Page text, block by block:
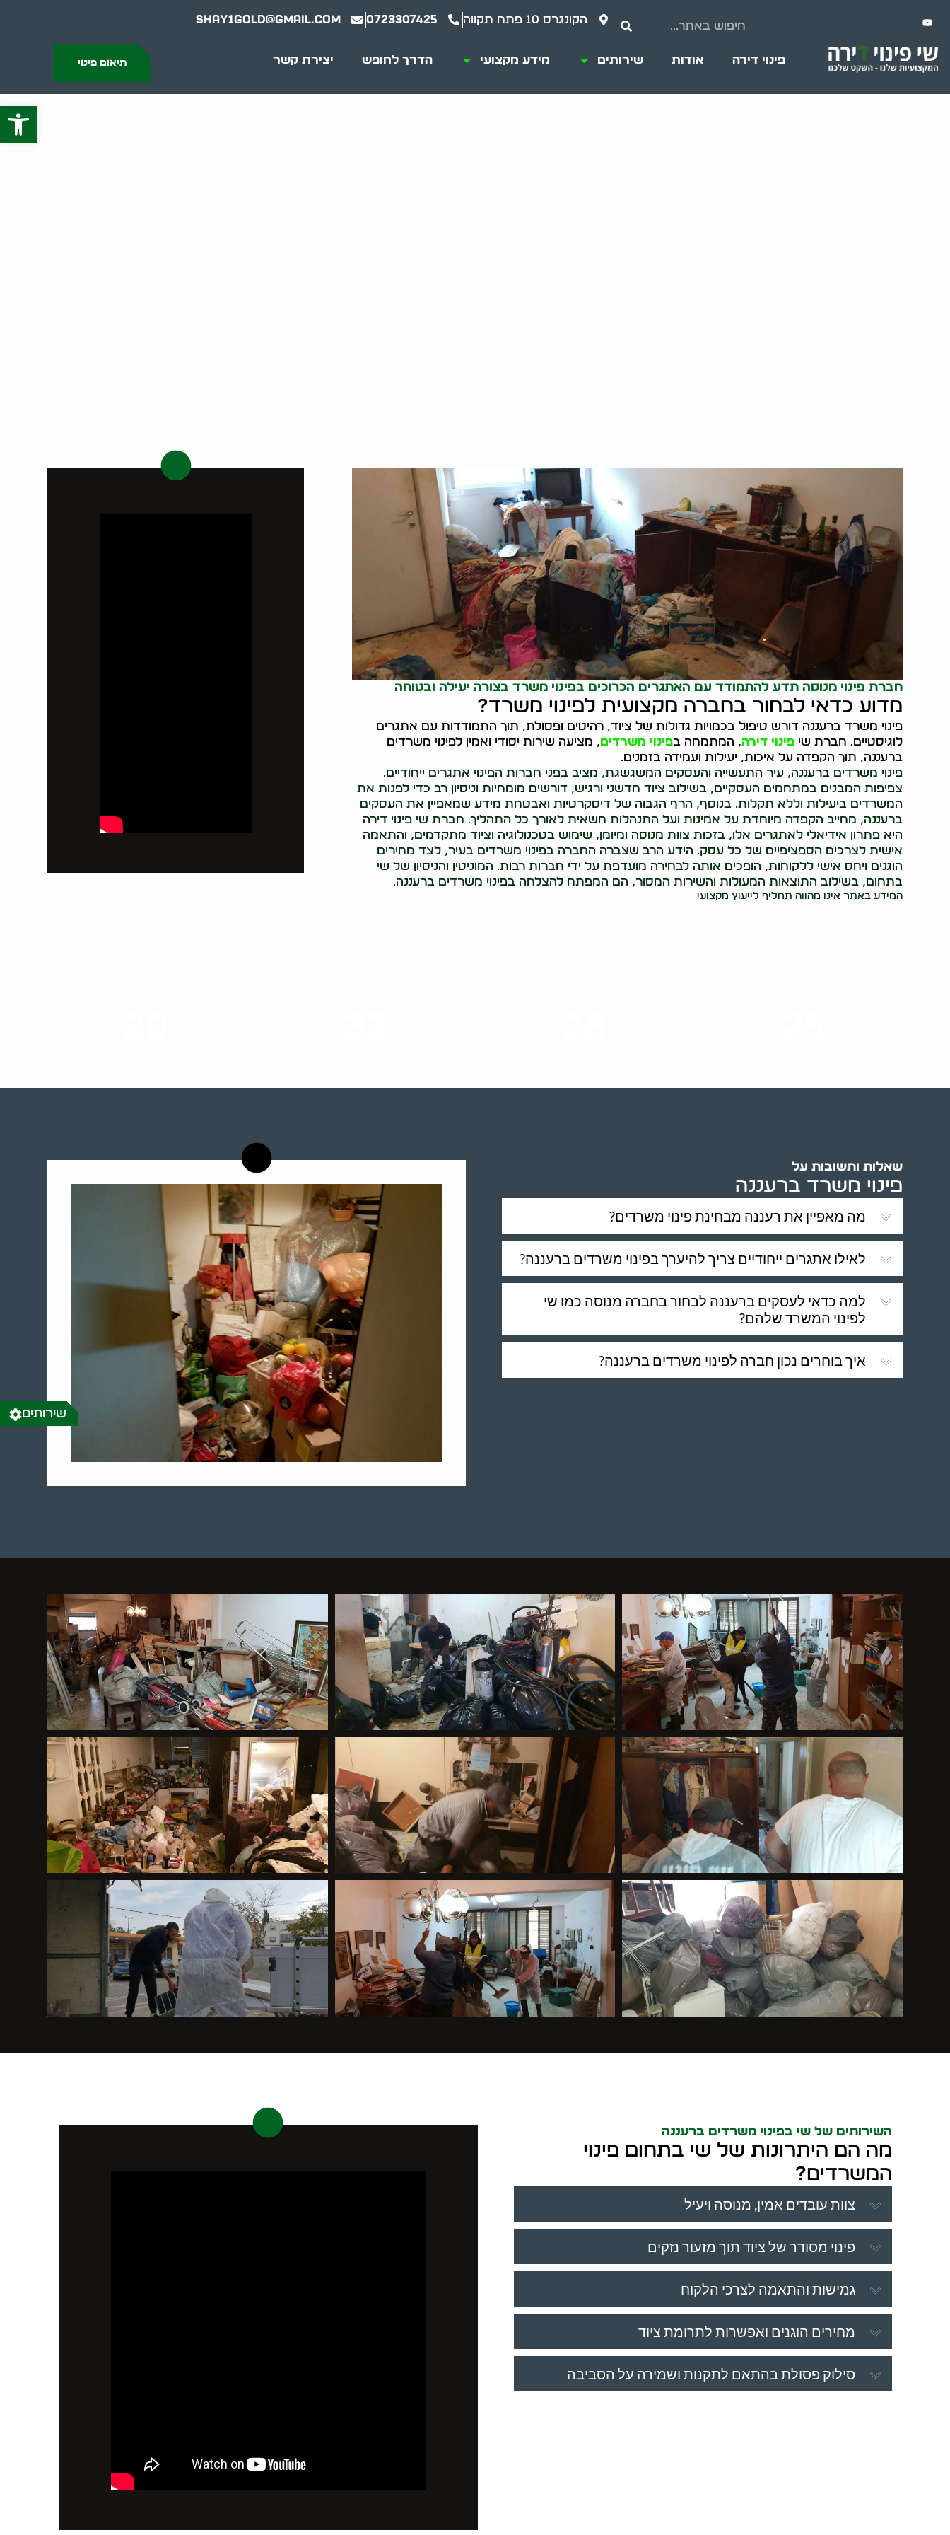
פתח
הקונגרס 10 פתח תקווה 0723307425
Shay1gold@gmail.com
פינוי דירה אודות שירותים מידע מקצועי הדרך לחופש יצירת קשר תיאום פינוי
חברת פינוי מנוסה תדע להתמודד עם האתגרים הכרוכים בפינוי משרד בצורה יעילה ובטוחה
מדוע כדאי לבחור בחברה מקצועית לפינוי משרד?
פינוי משרד ברעננה דורש טיפול בכמויות גדולות של ציוד, רהיטים ופסולת, תוך התמודדות עם אתגרים
לוגיסטיים. חברת שיפינוי דירה, המתמחה בפינוי משרדים, מציעה שירות יסודי ואמין לפינוי משרדים
ברעננה, תוך הקפדה על איכות, יעילות ועמידה בזמנים.
פינוי משרדים ברעננה, עיר התעשייה והעסקים המשגשגת, מציב בפני חברות הפינוי אתגרים ייחודיים.
צפיפות המבנים במתחמים העסקיים, בשילוב ציוד חדשני ורגיש, דורשים מומחיות וניסיון רב כדי לפנות את
המשרדים ביעילות וללא תקלות. בנוסף, הרף הגבוה של דיסקרטיות ואבטחת מידע שמאפיין את העסקים
ברעננה, מחייב הקפדה מיוחדת על אמינות ועל התנהלות חשאית לאורך כל התהליך. חברת שי פינוי דירה
היא פתרון אידיאלי לאתגרים אלו, בזכות צוות מנוסה ומיומן, שימוש בטכנולוגיה וציוד מתקדמים, והתאמה
אישית לצרכים הספציפיים של כל עסק. הידע הרב שצברה החברה בפינוי משרדים בעיר, לצד מחירים
הוגנים ויחס אישי ללקוחות, הופכים אותה לבחירה מועדפת על ידי חברות רבות. המוניטין והניסיון של שי
בתחום, בשילוב התוצאות המעולות והשירות המסור, הם המפתח להצלחה בפינוי משרדים ברעננה.
המידע באתר אינו מהווה תחליף לייעוץ מקצועי
שאלות ותשובות על
פינוי משרד ברעננה
מה מאפיין את רעננה מבחינת פינוי משרדים?
לאילו אתגרים ייחודיים צריך להיערך בפינוי משרדים ברעננה?
למה כדאי לעסקים ברעננה לבחור בחברה מנוסה כמו שי
לפינוי המשרד שלהם?
איך בוחרים נכון חברה לפינוי משרדים ברעננה?
השירותים של שי בפינוי משרדים ברעננה
מה הם היתרונות של שי בתחום פינוי
המשרדים?
צוות עובדים אמין, מנוסה ויעיל
פינוי מסודר של ציוד תוך מזעור נזקים
גמישות והתאמה לצרכי הלקוח
מחירים הוגנים ואפשרות לתרומת ציוד
סילוק פסולת בהתאם לתקנות ושמירה על הסביבה
שירותים